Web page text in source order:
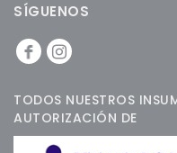
SÍGUENOS
TODOS NUESTROS
AUTORIZACIÓN DE